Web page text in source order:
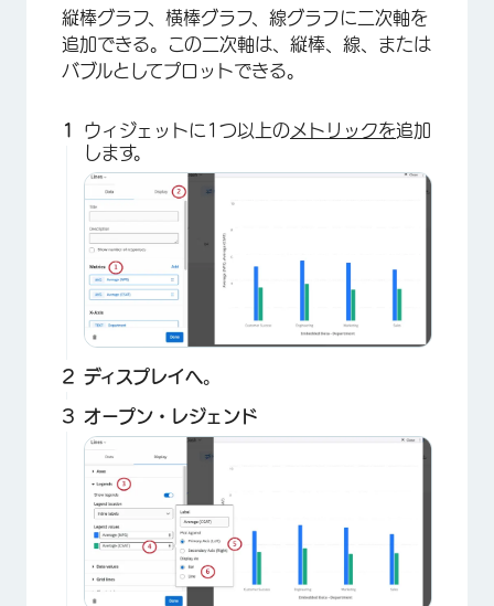
×
縦棒グラフ、横棒グラフ、線グラフに二次軸を
追加できる。この二次軸は、縦棒、線、または
バブルとしてプロットできる。
ウィジェットに1つ以上の メトリックを追加
します。
ディスプレイへ。
オープン・レジェンド